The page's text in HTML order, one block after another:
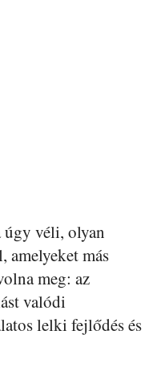
úgy véli, olyan
amelyeket más
meg: az
valódi
lelki fejlődés és